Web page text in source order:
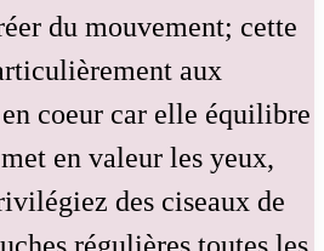
du mouvement; cette
aux
coeur car elle équilibre
en valeur les yeux,
des ciseaux de
régulières toutes les